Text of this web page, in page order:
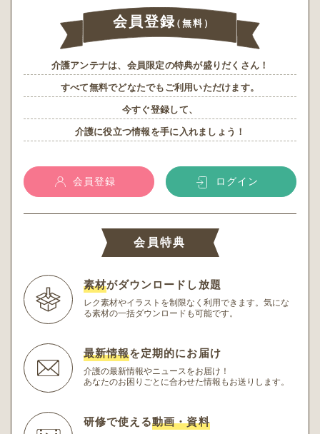
会員登録（無料）
介護アンテナは、会員限定の特典が盛りだくさん！
すべて無料でどなたでもご利用いただけます。
今すぐ登録して、
介護に役立つ情報を手に入れましょう！
会員登録 ログイン
会員特典
素材がダウンロードし放題
レク素材やイラストを制限なく利用できます。 気にな
る素材の一括ダウンロードも可能です。
最新情報を定期的にお届け
介護の最新情報やニュースをお届け！
あなたのお困りごとに合わせた情報もお送りします。
研修で使える動画・資料